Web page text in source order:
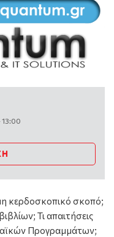
13:00
κερδοσκοπικό σκοπό;
Τι απαιτήσεις
Προγραμμάτων;